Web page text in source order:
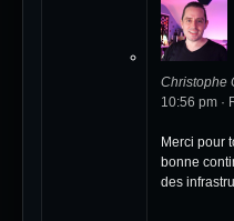
Christophe
10:56 pm ·
Merci pour
bonne
des